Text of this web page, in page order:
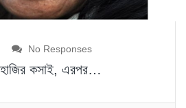
No Responses
কসাই, এরপর…